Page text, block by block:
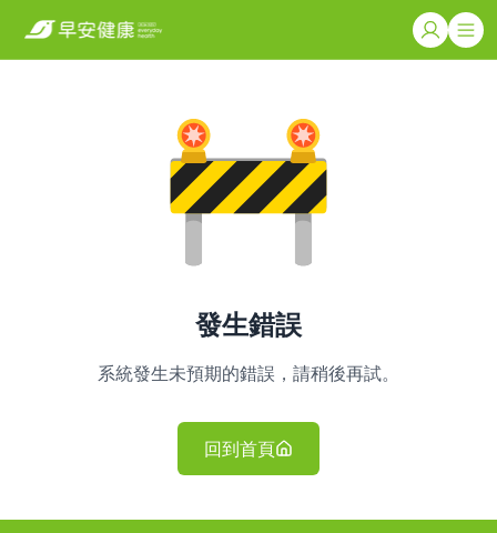
發生錯誤
系統發生未預期的錯誤，請稍後再試。
回到首頁